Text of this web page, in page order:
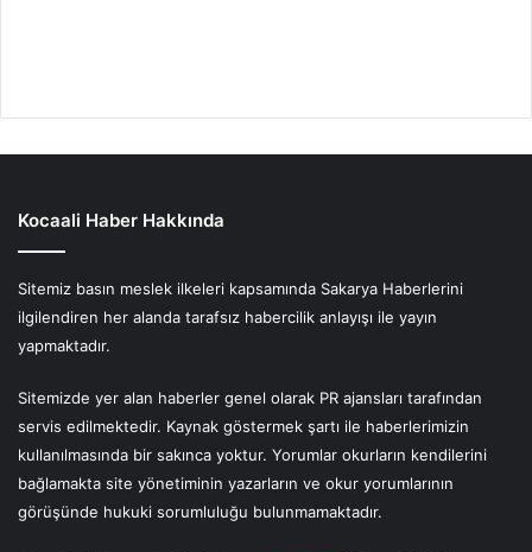
Kocaali Haber Hakkında
Sitemiz basın meslek ilkeleri kapsamında Sakarya Haberlerini
ilgilendiren her alanda tarafsız habercilik anlayışı ile yayın
yapmaktadır.
Sitemizde yer alan haberler genel olarak PR ajansları tarafından
servis edilmektedir. Kaynak göstermek şartı ile haberlerimizin
kullanılmasında bir sakınca yoktur. Yorumlar okurların kendilerini
bağlamakta site yönetiminin yazarların ve okur yorumlarının
görüşünde hukuki sorumluluğu bulunmamaktadır.